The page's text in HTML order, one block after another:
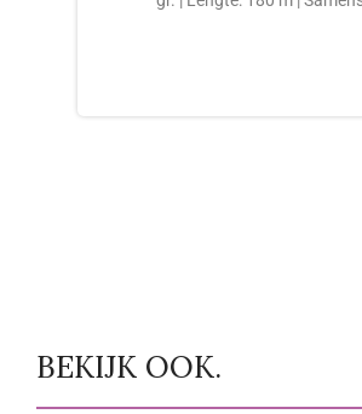
BEKIJK OOK.